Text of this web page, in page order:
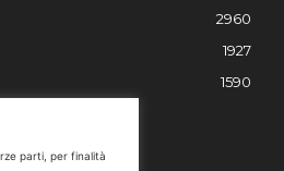
2960
1927
1590
parti, per finalità